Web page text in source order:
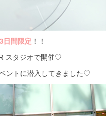
日間限定 ！！
スタジオで開催♡
ントに潜入してきました♡